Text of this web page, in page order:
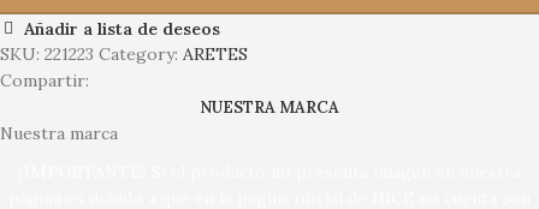
Añadir a lista de deseos
SKU: 221223 Category: ARETES
Compartir:
NUESTRA MARCA
Nuestra marca